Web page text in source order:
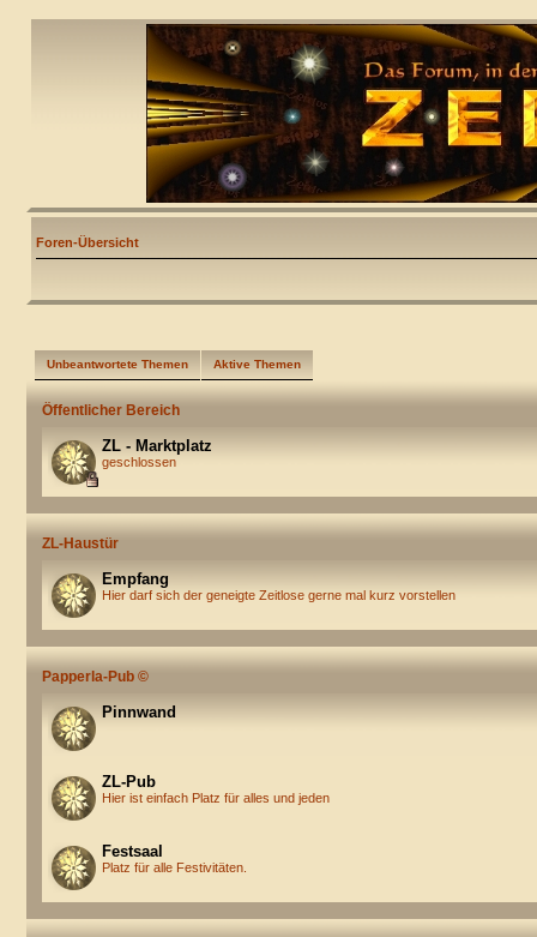
Foren-Übersicht
Unbeantwortete Themen Aktive Themen
Öffentlicher Bereich
ZL - Marktplatz
geschlossen
ZL-Haustür
Empfang
Hier darf sich der geneigte Zeitlose gerne mal kurz vorstellen
Papperla-Pub ©
Pinnwand
ZL-Pub
Hier ist einfach Platz für alles und jeden
Festsaal
Platz für alle Festivitäten.